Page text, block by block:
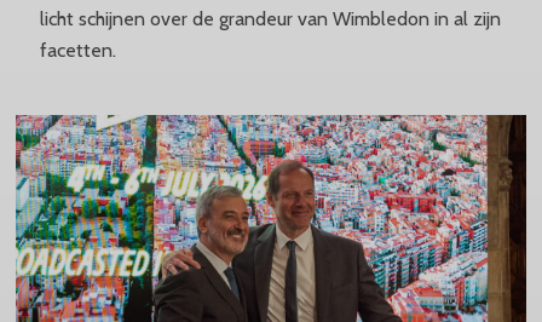
licht schijnen over de grandeur van Wimbledon in al zijn
facetten.